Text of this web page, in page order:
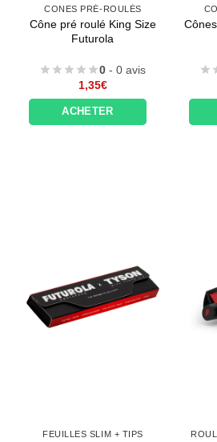
CONES PRÉ-ROULÉS
Cône pré roulé King Size
Futurola
0 - 0 avis
1,35€
ACHETER
FEUILLES SLIM + TIPS